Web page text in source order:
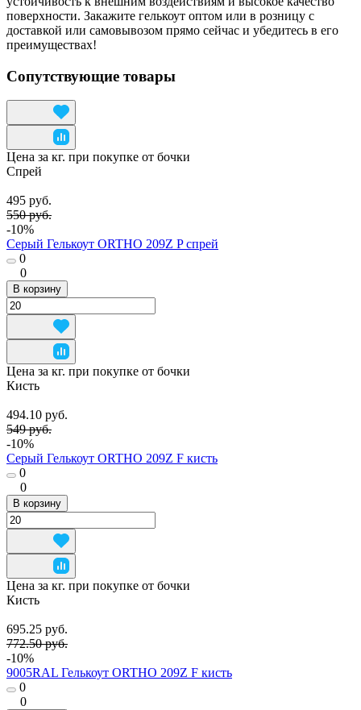
поверхности. Закажите гелькоут оптом или в розницу с
доставкой или самовывозом прямо сейчас и убедитесь в его
преимуществах!
Сопутствующие товары
Цена за кг. при покупке от бочки
Спрей
495 руб.
550 руб.
-10%
Серый Гелькоут ORTHO 209Z P спрей
0
0
В корзину
Цена за кг. при покупке от бочки
Кисть
494.10 руб.
549 руб.
-10%
Серый Гелькоут ORTHO 209Z F кисть
0
0
В корзину
Цена за кг. при покупке от бочки
Кисть
695.25 руб.
772.50 руб.
-10%
9005RAL Гелькоут ORTHO 209Z F кисть
0
0